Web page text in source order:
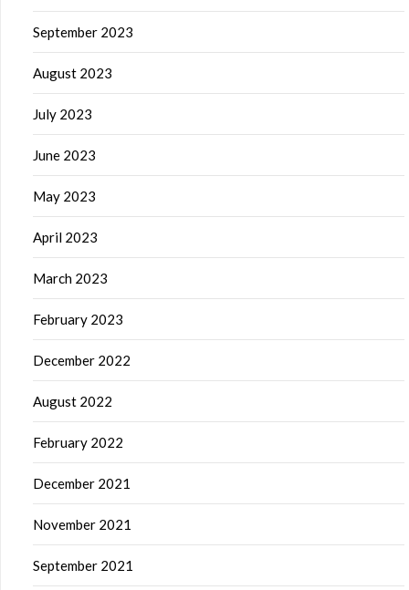
September 2023
August 2023
July 2023
June 2023
May 2023
April 2023
March 2023
February 2023
December 2022
August 2022
February 2022
December 2021
November 2021
September 2021